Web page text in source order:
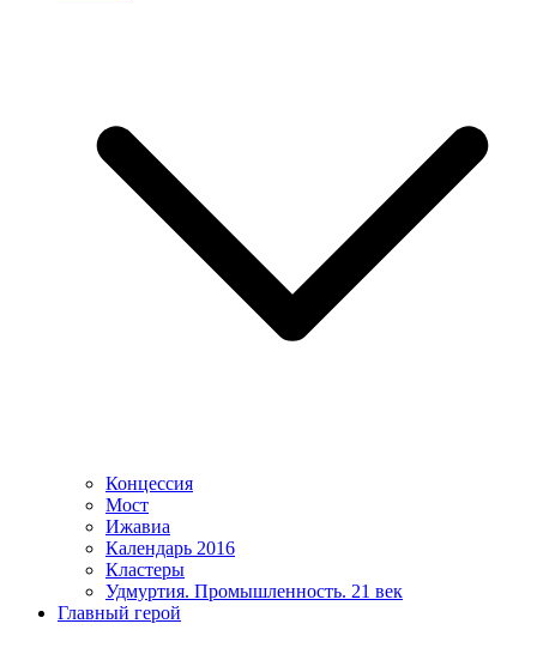
Концессия
Мост
Ижавиа
Календарь 2016
Кластеры
Удмуртия. Промышленность. 21 век
Главный герой